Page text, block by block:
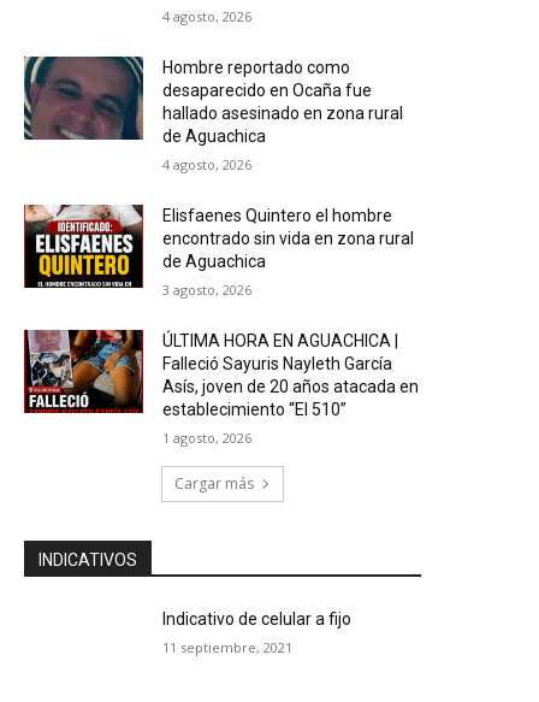
4 agosto, 2026
Hombre reportado como
desaparecido en Ocaña fue
hallado asesinado en zona rural
de Aguachica
4 agosto, 2026
Elisfaenes Quintero el hombre
encontrado sin vida en zona rural
de Aguachica
3 agosto, 2026
ÚLTIMA HORA EN AGUACHICA |
Falleció Sayuris Nayleth García
Asís, joven de 20 años atacada en
establecimiento “El 510”
1 agosto, 2026
Cargar más
INDICATIVOS
Indicativo de celular a fijo
11 septiembre, 2021